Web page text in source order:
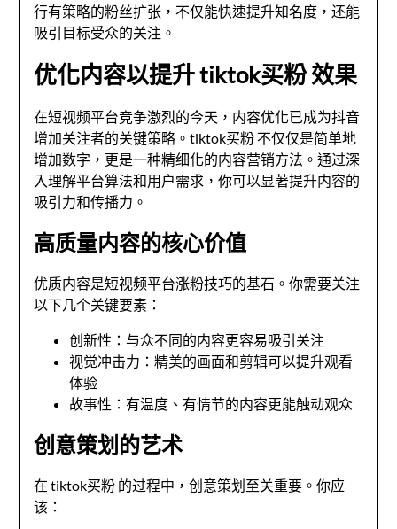
行有策略的粉丝扩张，不仅能快速提升知名度，还能
吸引目标受众的关注。
优化内容以提升 tiktok买粉 效果
在短视频平台竞争激烈的今天，内容优化已成为抖音
增加关注者的关键策略。tiktok买粉 不仅仅是简单地
增加数字，更是一种精细化的内容营销方法。通过深
入理解平台算法和用户需求，你可以显著提升内容的
吸引力和传播力。
高质量内容的核心价值
优质内容是短视频平台涨粉技巧的基石。你需要关注
以下几个关键要素：
创新性：与众不同的内容更容易吸引关注
视觉冲击力：精美的画面和剪辑可以提升观看
体验
故事性：有温度、有情节的内容更能触动观众
创意策划的艺术
在 tiktok买粉 的过程中，创意策划至关重要。你应
该：